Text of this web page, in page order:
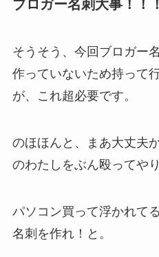
ブロガー名刺大事！！！
そうそう、今回ブロガー
作っていないため持って
が、これ超必要です。
のほほんと、まあ大丈夫
のわたしをぶん殴ってや
パソコン買って浮かれて
名刺を作れ！と。